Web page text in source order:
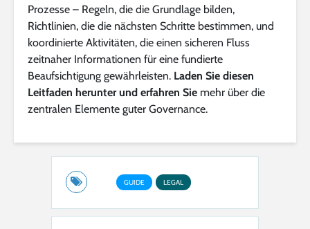
Prozesse – Regeln, die die Grundlage bilden,
Richtlinien, die die nächsten Schritte bestimmen, und
koordinierte Aktivitäten, die einen sicheren Fluss
zeitnaher Informationen für eine fundierte
Beaufsichtigung gewährleisten. Laden Sie diesen
Leitfaden herunter und erfahren Sie mehr über die
zentralen Elemente guter Governance.
GUIDE LEGAL